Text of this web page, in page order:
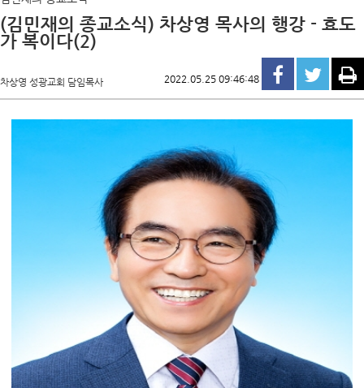
(김민재의 종교소식) 차상영 목사의 행강 - 효도
가 복이다(2)
차상영 성광교회 담임목사 2022.05.25 09:46:48